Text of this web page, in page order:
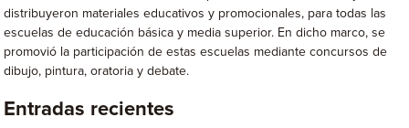
distribuyeron materiales educativos y promocionales, para todas las
escuelas de educación básica y media superior. En dicho marco, se
promovió la participación de estas escuelas mediante concursos de
dibujo, pintura, oratoria y debate.
Entradas recientes